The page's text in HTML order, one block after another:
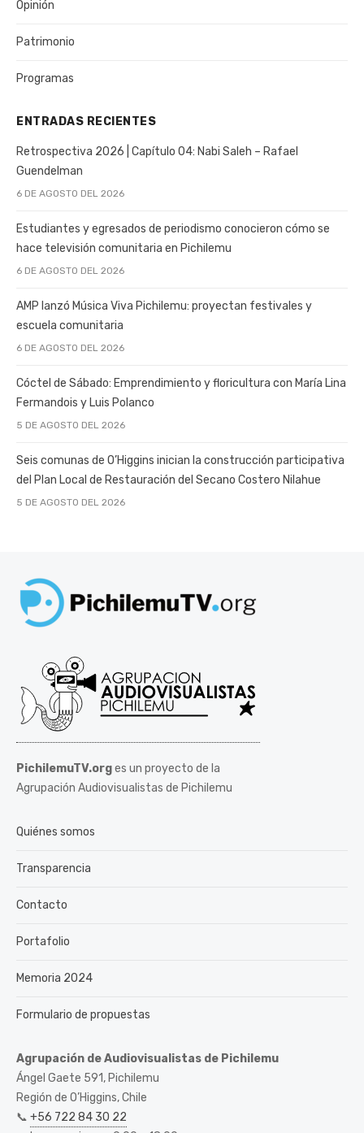
Opinión
Patrimonio
Programas
ENTRADAS RECIENTES
Retrospectiva 2026 | Capítulo 04: Nabi Saleh – Rafael
Guendelman
6 DE AGOSTO DEL 2026
Estudiantes y egresados de periodismo conocieron cómo se
hace televisión comunitaria en Pichilemu
6 DE AGOSTO DEL 2026
AMP lanzó Música Viva Pichilemu: proyectan festivales y
escuela comunitaria
6 DE AGOSTO DEL 2026
Cóctel de Sábado: Emprendimiento y floricultura con María Lina
Fermandois y Luis Polanco
5 DE AGOSTO DEL 2026
Seis comunas de O’Higgins inician la construcción participativa
del Plan Local de Restauración del Secano Costero Nilahue
5 DE AGOSTO DEL 2026
PichilemuTV.orges un proyecto de la
Agrupación Audiovisualistas de Pichilemu
Quiénes somos
Transparencia
Contacto
Portafolio
Memoria 2024
Formulario de propuestas
Agrupación de Audiovisualistas de Pichilemu
Ángel Gaete 591, Pichilemu
Región de O’Higgins, Chile
📞 +56 722 84 30 22